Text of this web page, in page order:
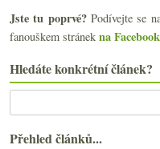
Jste tu poprvé?Podívejte se
fanouškem stránek na
Hledáte konkrétní článek?
Přehled článků...